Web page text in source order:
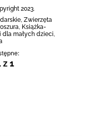
2023.
Zwierzęta
Książka-
dla małych dzieci,
z 1